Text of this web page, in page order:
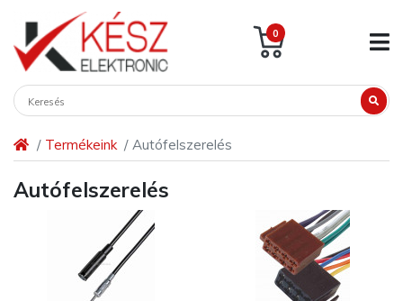
0
Termékeink Autófelszerelés
Autófelszerelés